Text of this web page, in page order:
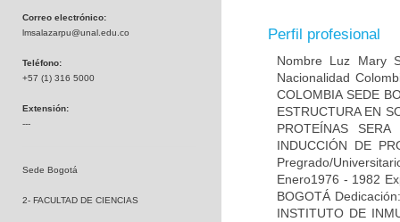
Correo electrónico:
lmsalazarpu@unal.edu.co
Teléfono:
+57 (1) 316 5000
Extensión:
---
Sede Bogotá
2- FACULTAD DE CIENCIAS
Perfil profesional
Nombre Luz Mary
Nacionalidad
COLOMBIA SEDE
ESTRUCTURA EN
PROTEÍNAS
INDUCCIÓN DE
Pregrado/
Enero1976 - 1982
BOGOTÁ
INSTITUTO DE